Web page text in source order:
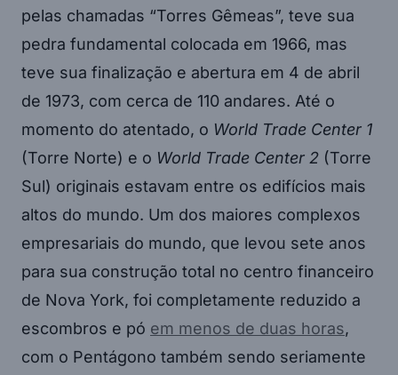
pelas chamadas “Torres Gêmeas”, teve sua
pedra fundamental colocada em 1966, mas
teve sua finalização e abertura em 4 de abril
de 1973, com cerca de 110 andares. Até o
momento do atentado, o World Trade Center 1
(Torre Norte) e o World Trade Center 2 (Torre
Sul) originais estavam entre os edifícios mais
altos do mundo. Um dos maiores complexos
empresariais do mundo, que levou sete anos
para sua construção total no centro financeiro
de Nova York, foi completamente reduzido a
escombros e pó em menos de duas horas,
com o Pentágono também sendo seriamente